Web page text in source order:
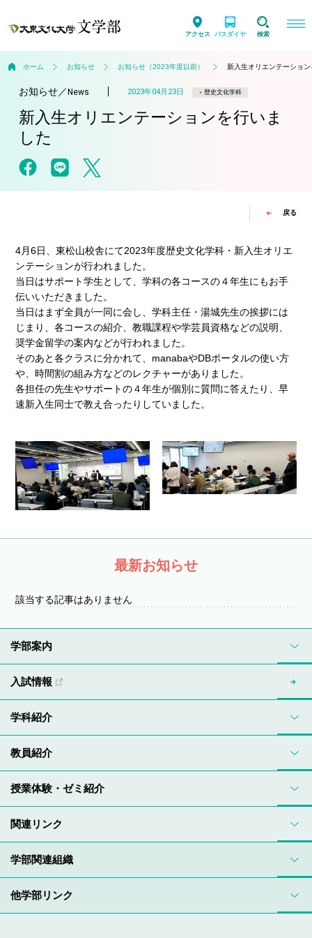
アクセス バスダイヤ 検索
ホーム お知らせ お知らせ（2023年度以前） 新入生オリエンテーショ
お知らせ／ News 2023年04月23日 歴史文化学科
新入生オリエンテーションを行いま
した
戻る
4月6日、東松山校舎にて2023年度歴史文化学科・新入生オリエ
ンテーションが行われました。
当日はサポート学生として、学科の各コースの４年生にもお手
伝いいただきました。
当日はまず全員が一同に会し、学科主任・湯城先生の挨拶には
じまり、各コースの紹介、教職課程や学芸員資格などの説明、
奨学金留学の案内などが行われました。
そのあと各クラスに分かれて、manabaやDBポータルの使い方
や、時間割の組み方などのレクチャーがありました。
各担任の先生やサポートの４年生が個別に質問に答えたり、早
速新入生同士で教え合ったりしていました。
最新お知らせ
該当する記事はありません
学部関連組織
他学部リンク
学部案内
入試情報
学科紹介
教員紹介
授業体験・ゼミ紹介
関連リンク